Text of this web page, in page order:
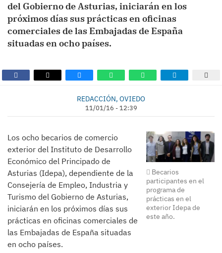
del Gobierno de Asturias, iniciarán en los
próximos días sus prácticas en oficinas
comerciales de las Embajadas de España
situadas en ocho países.
REDACCIÓN, OVIEDO
11/01/16 - 12:39
Becarios
participantes en el
programa de
prácticas en el
exterior Idepa de
este año.
Los ocho becarios de comercio
exterior del Instituto de Desarrollo
Económico del Principado de
Asturias (Idepa), dependiente de la
Consejería de Empleo, Industria y
Turismo del Gobierno de Asturias,
iniciarán en los próximos días sus
prácticas en oficinas comerciales de
las Embajadas de España situadas
en ocho países.